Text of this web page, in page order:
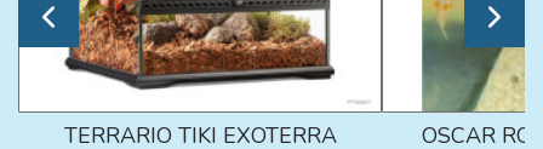
TERRARIO TIKI EXOTERRA OSCAR